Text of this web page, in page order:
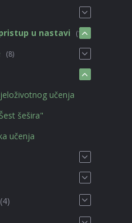
u nastavi (11)
(8)
učenja
šešira"
učenja
(4)